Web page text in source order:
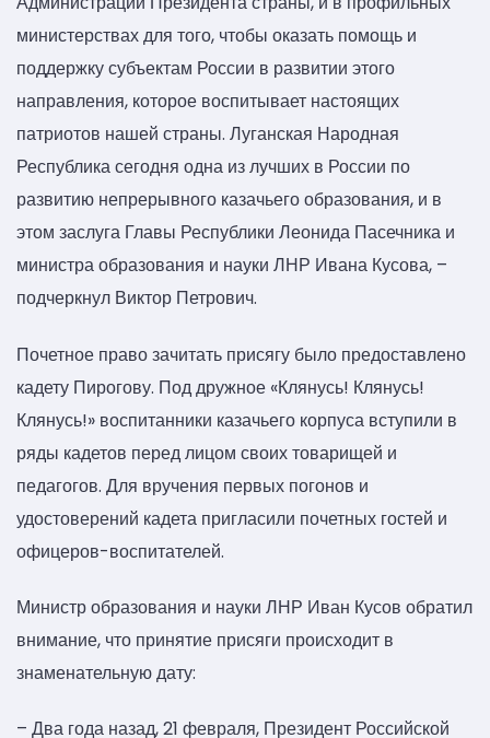
министерствах для того, чтобы оказать помощь и
поддержку субъектам России в развитии этого
направления, которое воспитывает настоящих
патриотов нашей страны. Луганская Народная
Республика сегодня одна из лучших в России по
развитию непрерывного казачьего образования, и в
этом заслуга Главы Республики Леонида Пасечника и
министра образования и науки ЛНР Ивана Кусова, –
подчеркнул Виктор Петрович.
Почетное право зачитать присягу было предоставлено
кадету Пирогову. Под дружное «Клянусь! Клянусь!
Клянусь!» воспитанники казачьего корпуса вступили в
ряды кадетов перед лицом своих товарищей и
педагогов. Для вручения первых погонов и
удостоверений кадета пригласили почетных гостей и
офицеров-воспитателей.
Министр образования и науки ЛНР Иван Кусов обратил
внимание, что принятие присяги происходит в
знаменательную дату:
– Два года назад, 21 февраля, Президент Российской